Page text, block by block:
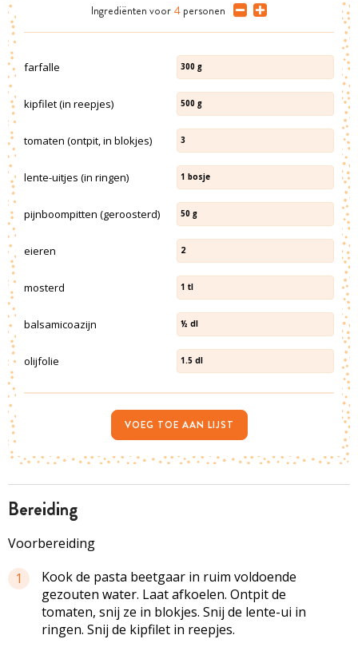
bereiding
Voorbereiding
1
Kook de pasta beetgaar in ruim voldoende
gezouten water. Laat afkoelen. Ontpit de
tomaten, snij ze in blokjes. Snij de lente-ui in
ringen. Snij de kipfilet in reepjes.
Ingrediënten voor 4 personen
farfalle 300 g
kipfilet (in reepjes) 500 g
tomaten (ontpit, in blokjes) 3
lente-uitjes (in ringen) 1 bosje
pijnboompitten (geroosterd) 50 g
eieren 2
mosterd 1 tl
balsamicoazijn ½ dl
olijfolie 1.5 dl
VOEG TOE AAN LIJST